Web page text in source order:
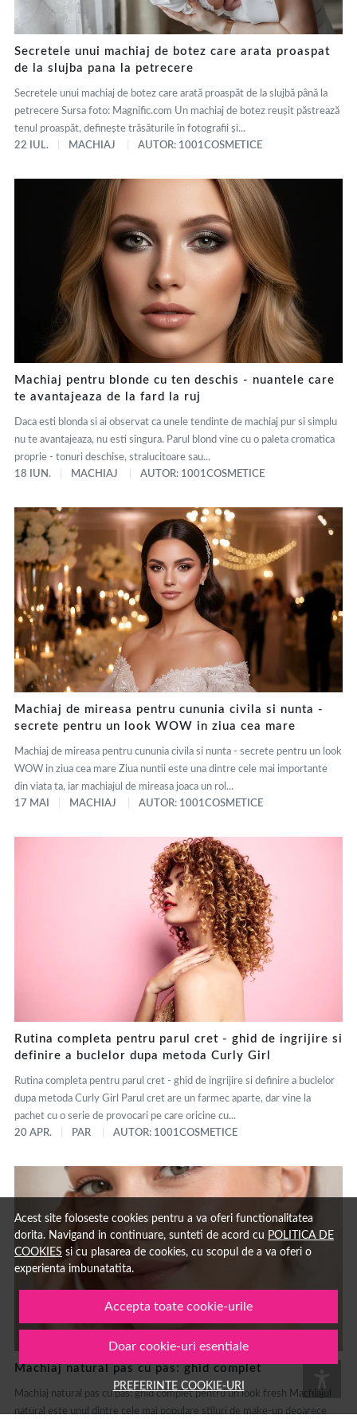
Acest site foloseste cookies pentru a va oferi functionalitatea
dorita. Navigand in continuare, sunteti de acord cu POLITICA DE
COOKIES si cu plasarea de cookies, cu scopul de a va oferi o
experienta imbunatatita.
Accepta toate cookie-urile
Doar cookie-uri esentiale
PREFERINTE COOKIE-URI
Secretele unui machiaj de botez care arata proaspat
de la slujba pana la petrecere
Secretele unui machiaj de botez care arată proaspăt de la slujbă până la
petrecere Sursa foto: Magnific.com Un machiaj de botez reușit păstrează
tenul proaspăt, definește trăsăturile în fotografii și...
22 IUL.
MACHIAJ AUTOR: 1001COSMETICE
Machiaj pentru blonde cu ten deschis - nuantele care
te avantajeaza de la fard la ruj
Daca esti blonda si ai observat ca unele tendinte de machiaj pur si simplu
nu te avantajeaza, nu esti singura. Parul blond vine cu o paleta cromatica
proprie - tonuri deschise, stralucitoare sau...
18 IUN.
MACHIAJ AUTOR: 1001COSMETICE
Machiaj de mireasa pentru cununia civila si nunta -
secrete pentru un look WOW in ziua cea mare
Machiaj de mireasa pentru cununia civila si nunta - secrete pentru un look
WOW in ziua cea mare Ziua nuntii este una dintre cele mai importante
din viata ta, iar machiajul de mireasa joaca un rol...
17 MAI
MACHIAJ AUTOR: 1001COSMETICE
Rutina completa pentru parul cret - ghid de ingrijire si
definire a buclelor dupa metoda Curly Girl
Rutina completa pentru parul cret - ghid de ingrijire si definire a buclelor
dupa metoda Curly Girl Parul cret are un farmec aparte, dar vine la
pachet cu o serie de provocari pe care oricine cu...
20 APR.
PAR AUTOR: 1001COSMETICE
Machiaj natural pas cu pas: ghid complet
Machiaj natural pas cu pas: ghid complet pentru un look fresh Machiajul
natural este unul dintre cele mai populare stiluri de make-up deoarece